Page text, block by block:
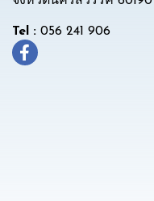
Tel : 056 241 906